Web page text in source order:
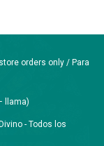
store orders only / Para
llama)
- Todos los